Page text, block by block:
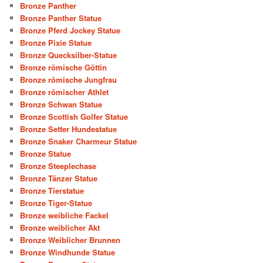
Bronze Panther
Bronze Panther Statue
Bronze Pferd Jockey Statue
Bronze Pixie Statue
Bronze Quecksilber-Statue
Bronze römische Göttin
Bronze römische Jungfrau
Bronze römischer Athlet
Bronze Schwan Statue
Bronze Scottish Golfer Statue
Bronze Setter Hundestatue
Bronze Snaker Charmeur Statue
Bronze Statue
Bronze Steeplechase
Bronze Tänzer Statue
Bronze Tierstatue
Bronze Tiger-Statue
Bronze weibliche Fackel
Bronze weiblicher Akt
Bronze Weiblicher Brunnen
Bronze Windhunde Statue